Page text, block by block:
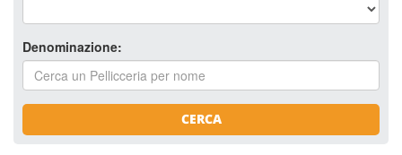
Denominazione:
CERCA